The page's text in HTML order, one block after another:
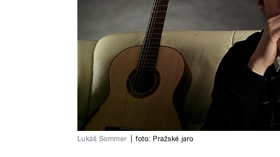
Lukáš Sommer foto: Pražské jaro